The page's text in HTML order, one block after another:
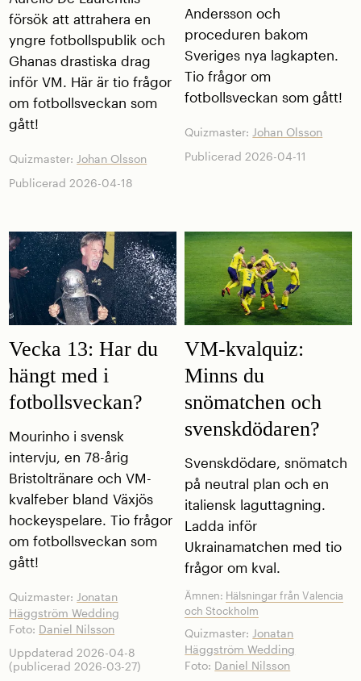
försök att attrahera en
yngre fotbollspublik och
Ghanas drastiska drag
inför VM. Här är tio frågor
om fotbollsveckan som
gått!
Quizmaster:Johan Olsson
Publicerad 2026-04-18
Andersson och
proceduren bakom
Sveriges nya lagkapten.
Tio frågor om
fotbollsveckan som gått!
Quizmaster:Johan Olsson
Publicerad 2026-04-11
Vecka 13: Har du
hängt med i
fotbollsveckan?
Mourinho i svensk
intervju, en 78-årig
Bristoltränare och VM-
kvalfeber bland Växjös
hockeyspelare. Tio frågor
om fotbollsveckan som
gått!
Quizmaster: Jonatan
Häggström Wedding
Foto: Daniel Nilsson
Uppdaterad 2026-04-8
(publicerad 2026-03-27)
VM-kvalquiz:
Minns du
snömatchen och
svenskdödaren?
Svenskdödare, snömatch
på neutral plan och en
italiensk laguttagning.
Ladda inför
Ukrainamatchen med tio
frågor om kval.
Ämnen: Hälsningar från Valencia
och Stockholm
Quizmaster: Jonatan
Häggström Wedding
Foto: Daniel Nilsson